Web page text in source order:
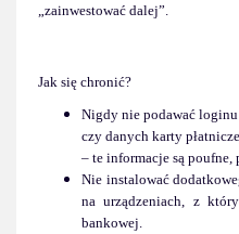
„zainwestować dalej”.
Jak się chronić?
Nigdy nie podawać
czy danych karty
– te informacje są
Nie instalować
na urządzeniach, z
bankowej.